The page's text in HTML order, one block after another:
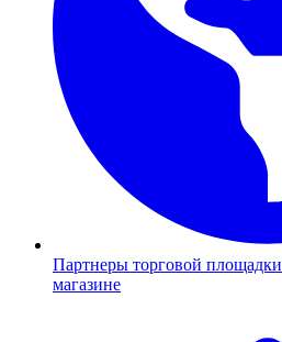
Партнеры торговой площадки
магазине